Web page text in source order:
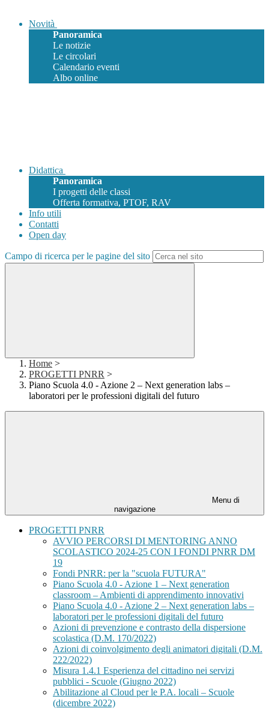
Novità
Panoramica
Le notizie
Le circolari
Calendario eventi
Albo online
Didattica
Panoramica
I progetti delle classi
Offerta formativa, PTOF, RAV
Info utili
Contatti
Open day
Campo di ricerca per le pagine del sito
Home >
PROGETTI PNRR >
Piano Scuola 4.0 - Azione 2 – Next generation labs –
laboratori per le professioni digitali del futuro
Menu di
navigazione
PROGETTI PNRR
AVVIO PERCORSI DI MENTORING ANNO
SCOLASTICO 2024-25 CON I FONDI PNRR DM
19
Fondi PNRR: per la "scuola FUTURA"
Piano Scuola 4.0 - Azione 1 – Next generation
classroom – Ambienti di apprendimento innovativi
Piano Scuola 4.0 - Azione 2 – Next generation labs –
laboratori per le professioni digitali del futuro
Azioni di prevenzione e contrasto della dispersione
scolastica (D.M. 170/2022)
Azioni di coinvolgimento degli animatori digitali (D.M.
222/2022)
Misura 1.4.1 Esperienza del cittadino nei servizi
pubblici - Scuole (Giugno 2022)
Abilitazione al Cloud per le P.A. locali – Scuole
(dicembre 2022)